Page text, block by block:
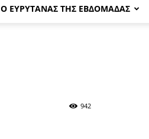
Ο ΕΥΡΥΤΑΝΑΣ ΤΗΣ ΕΒΔΟΜΑΔΑΣ
942